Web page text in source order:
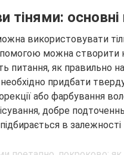
тінями: основні
використовувати
можна створити
питання, як правильно
придбати
або фарбування
добре
підбирається в